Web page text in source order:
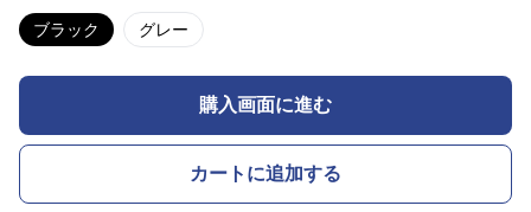
ブラック グレー
購入画面に進む
カートに追加する